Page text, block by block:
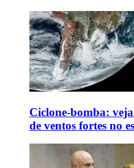
Ciclone-bomba:
de ventos fortes no